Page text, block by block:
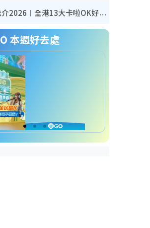
唱K推介2026︱全港13大卡啦OK好去處！最平$36起 日文K都有！(附地址+收費詳情)
本週好去處